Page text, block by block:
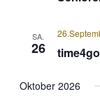
SA.
26
Oktober 2026